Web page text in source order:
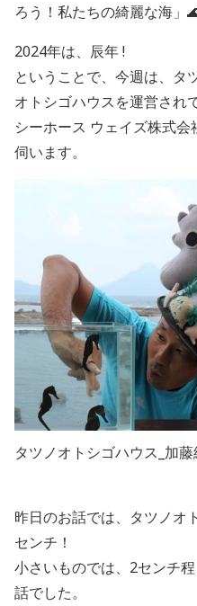
ろう！私たちの綺麗な海」
2024年は、辰年 !
ということで、今週は、タ
オトシゴハウスを運営され
シーホース ウェイズ株式
伺います。
タツノオトシゴハウス_加
昨日のお話では、タツノオ
センチ！
小さいものでは、2センチ
話でした。